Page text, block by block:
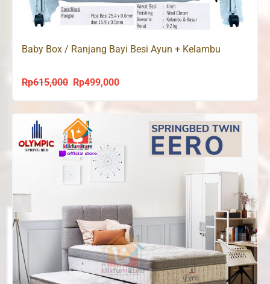
Baby Box / Ranjang Bayi Besi Ayun + Kelambu
Rp615,000
Original
was:
Rp615,000.
Rp499,000Current
Rp499,000.